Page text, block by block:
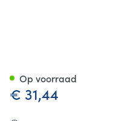
€ 31,44
Op voorraad